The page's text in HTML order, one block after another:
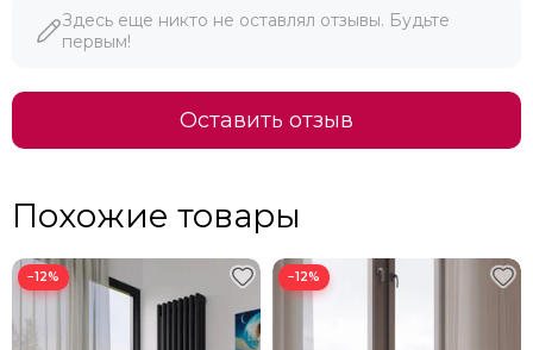
Здесь еще никто не оставлял отзывы. Будьте
первым!
Оставить отзыв
Похожие товары
−12% −12%